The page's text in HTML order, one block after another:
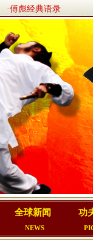
·傅彪经典语录
全球新闻
NEWS
功